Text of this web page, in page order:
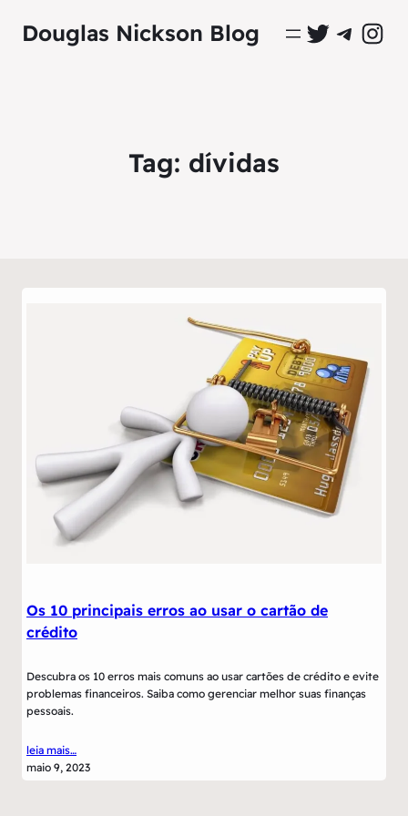
Douglas Nickson Blog Perfil Oficial no Twitter
Grupo Oficial no
Perfil
Tag: dívidas
Os 10 principais erros ao usar o cartão de
crédito
Descubra os 10 erros mais comuns ao usar cartões de crédito e evite
problemas financeiros. Saiba como gerenciar melhor suas finanças
pessoais.
leia mais…
maio 9, 2023